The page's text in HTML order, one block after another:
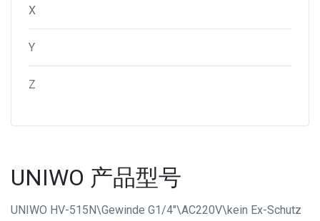
X
Y
Z
UNIWO 产品型号
UNIWO HV-515N\Gewinde G1/4"\AC220V\kein Ex-Schutz